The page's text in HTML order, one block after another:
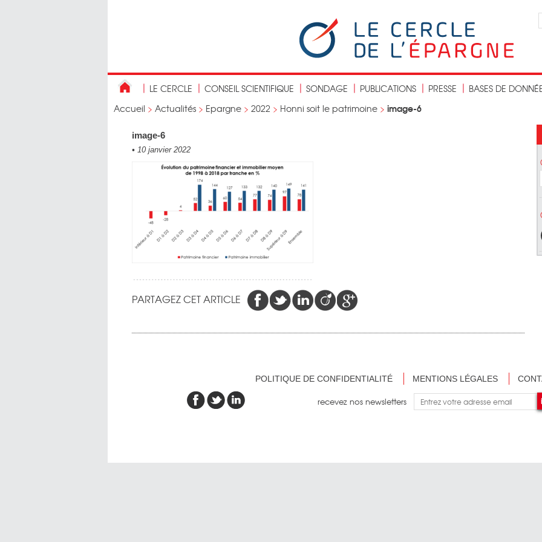
LE CERCLE CONSEIL SCIENTIFIQUE SONDAGE PUBLICATIONS PRESSE
BASES DE
Accueil > Actualités > Epargne > 2022 > Honni soit le patrimoine > image-6
image-6
• 10 janvier 2022
PARTAGEZ CET ARTICLE
POLITIQUE DE CONFIDENTIALITÉ MENTIONS LÉGALES
recevez nos newsletters